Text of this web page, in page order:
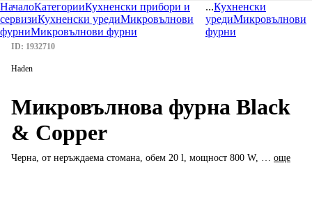
НачалоКатегорииКухненски прибори и
сервизиКухненски уредиМикровълнови
фурниМикровълнови фурни
...Кухненски
уредиМикровълнови
фурни
ID: 1932710
Haden
Микровълнова фурна Black
& Copper
Черна, от неръждаема стомана, обем 20 l, мощност 800 W, … още